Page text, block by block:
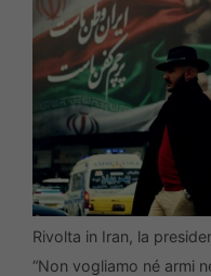
Rivolta in Iran, la
“Non vogliamo né armi